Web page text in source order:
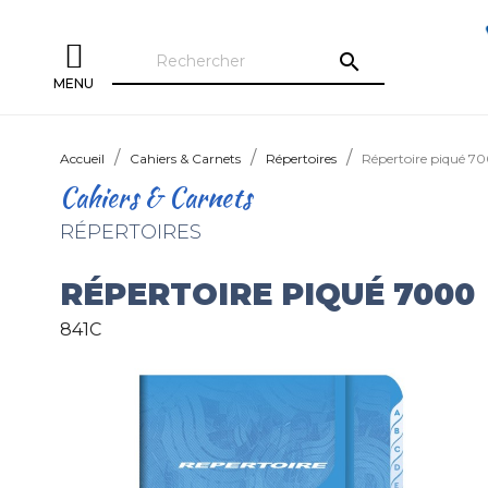
MENU
search
Accueil Cahiers & Carnets Répertoires Répertoire piqué
Cahiers & Carnets
RÉPERTOIRES
RÉPERTOIRE PIQUÉ 7000
841C